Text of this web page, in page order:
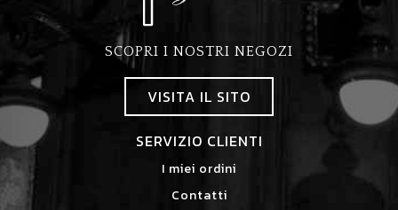
SCOPRI I NOSTRI NEGOZI
VISITA IL SITO
SERVIZIO CLIENTI
I miei ordini
Contatti